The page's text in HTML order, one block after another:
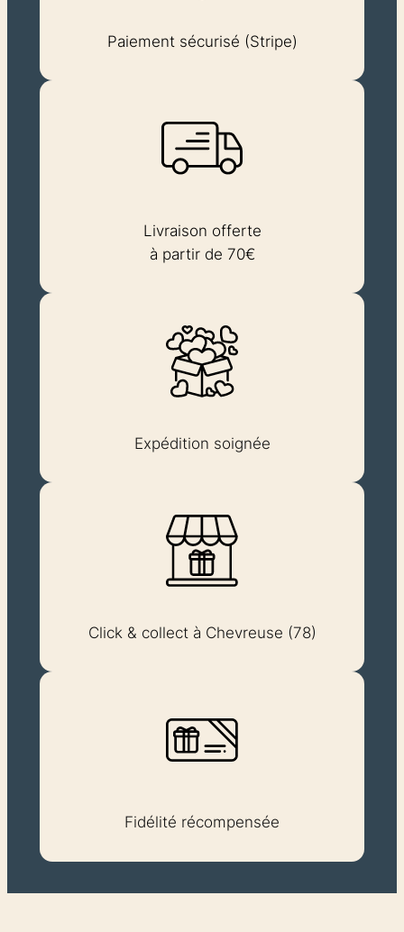
Paiement sécurisé (Stripe)
Livraison offerte
à partir de 70€
Expédition soignée
Click & collect à Chevreuse (78)
Fidélité récompensée